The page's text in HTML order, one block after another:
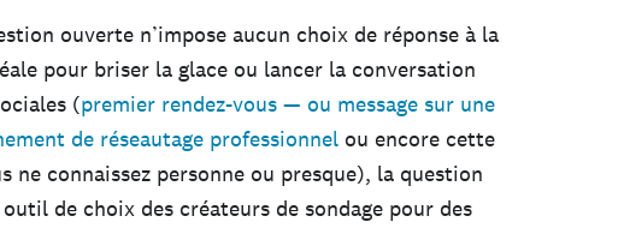
ouverte n’impose aucun choix de réponse à la
pour briser la glace ou lancer la conversation
(premier rendez-vous — ou message sur une
de réseautage professionnel ou encore cette
ne connaissez personne ou presque), la question
de choix des créateurs de sondage pour des